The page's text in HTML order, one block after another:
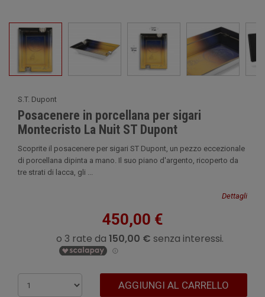
S.T. Dupont
Posacenere in porcellana per sigari
Montecristo La Nuit ST Dupont
Scoprite il posacenere per sigari ST Dupont, un pezzo eccezionale
di porcellana dipinta a mano. Il suo piano d'argento, ricoperto da
tre strati di lacca, gli ...
Dettagli
450,00 €
AGGIUNGI AL CARRELLO